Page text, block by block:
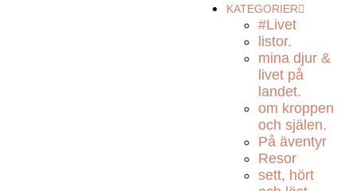
KATEGORIER
#Livet
listor.
mina djur &
livet på
landet.
om kroppen
och själen.
På äventyr
Resor
sett, hört